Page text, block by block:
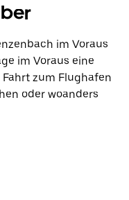
im Voraus
im Voraus eine
Fahrt zum Flughafen
oder woanders